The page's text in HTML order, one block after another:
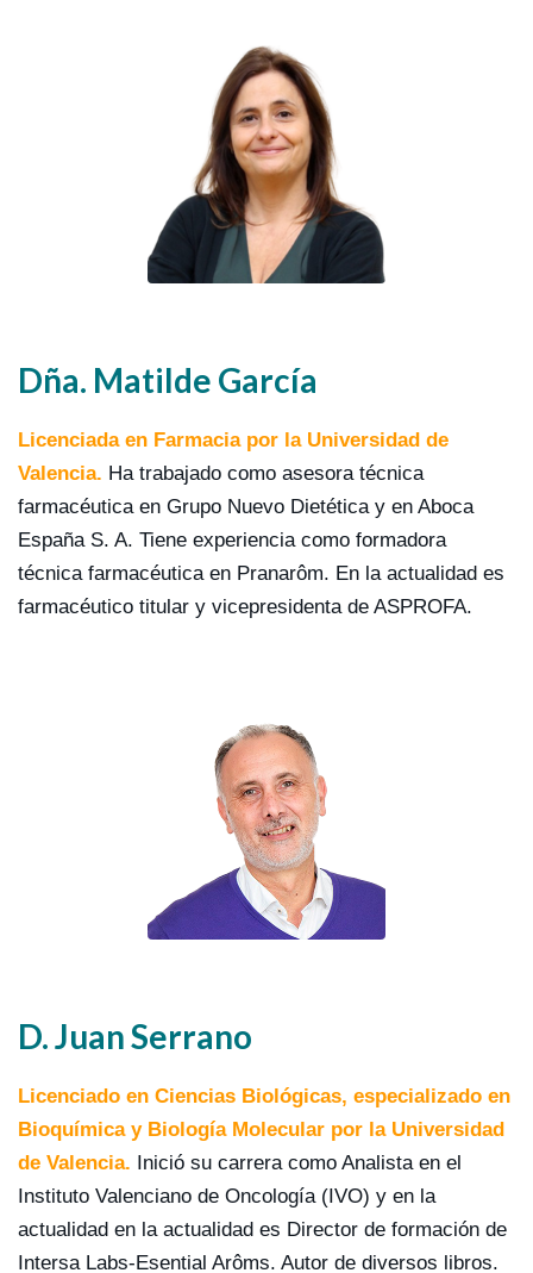
Dña. Matilde García
Licenciada en Farmacia por la Universidad de
Valencia. Ha trabajado como asesora técnica
farmacéutica en Grupo Nuevo Dietética y en Aboca
España S. A. Tiene experiencia como formadora
técnica farmacéutica en Pranarôm. En la actualidad es
farmacéutico titular y vicepresidenta de ASPROFA.
D. Juan Serrano
Licenciado en Ciencias Biológicas, especializado en
Bioquímica y Biología Molecular por la Universidad
de Valencia. Inició su carrera como Analista en el
Instituto Valenciano de Oncología (IVO) y en la
actualidad en la actualidad es Director de formación de
Intersa Labs-Esential Arôms. Autor de diversos libros.